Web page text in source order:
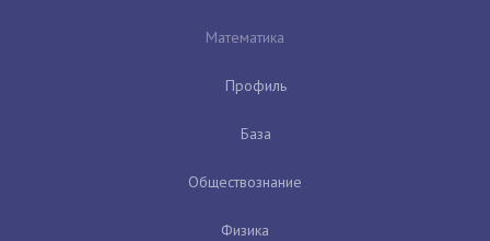
Математика
Профиль
База
Обществознание
Физика